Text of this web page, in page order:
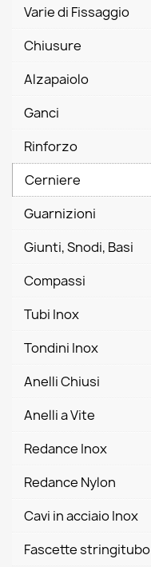
Varie di Fissaggio
Chiusure
Alzapaiolo
Ganci
Rinforzo
Cerniere
Guarnizioni
Giunti, Snodi, Basi
Compassi
Tubi Inox
Tondini Inox
Anelli Chiusi
Anelli a Vite
Redance Inox
Redance Nylon
Cavi in acciaio Inox
Fascette stringitubo